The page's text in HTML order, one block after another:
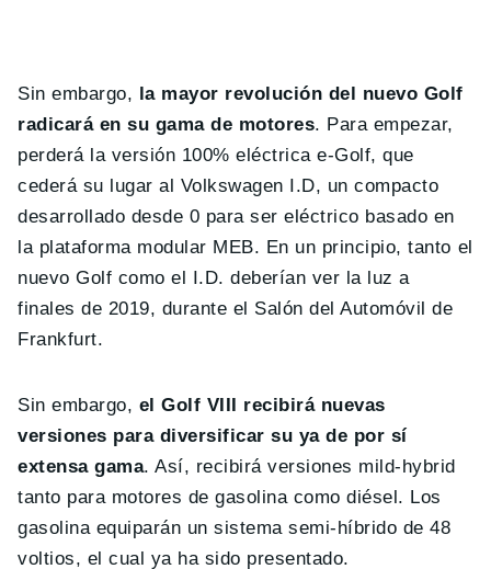
Sin embargo, la mayor revolución del nuevo Golf
radicará en su gama de motores. Para empezar,
perderá la versión 100% eléctrica e-Golf, que
cederá su lugar al Volkswagen I.D, un compacto
desarrollado desde 0 para ser eléctrico basado en
la plataforma modular MEB. En un principio, tanto el
nuevo Golf como el I.D. deberían ver la luz a
finales de 2019, durante el Salón del Automóvil de
Frankfurt.
Sin embargo, el Golf VIII recibirá nuevas
versiones para diversificar su ya de por sí
extensa gama. Así, recibirá versiones mild-hybrid
tanto para motores de gasolina como diésel. Los
gasolina equiparán un sistema semi-híbrido de 48
voltios, el cual ya ha sido presentado.